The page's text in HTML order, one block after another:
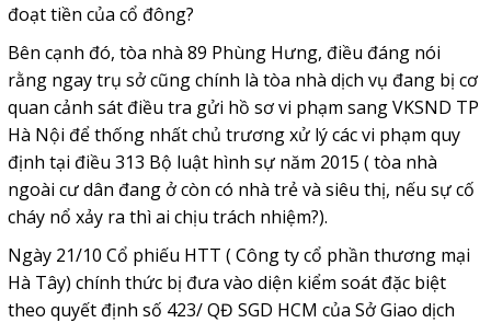
đoạt tiền của cổ đông?
Bên cạnh đó, tòa nhà 89 Phùng Hưng, điều đáng nói
rằng ngay trụ sở cũng chính là tòa nhà dịch vụ đang bị cơ
quan cảnh sát điều tra gửi hồ sơ vi phạm sang VKSND TP
Hà Nội để thống nhất chủ trương xử lý các vi phạm quy
định tại điều 313 Bộ luật hình sự năm 2015 ( tòa nhà
ngoài cư dân đang ở còn có nhà trẻ và siêu thị, nếu sự cố
cháy nổ xảy ra thì ai chịu trách nhiệm?).
Ngày 21/10 Cổ phiếu HTT ( Công ty cổ phần thương mại
Hà Tây) chính thức bị đưa vào diện kiểm soát đặc biệt
theo quyết định số 423/ QĐ SGD HCM của Sở Giao dịch